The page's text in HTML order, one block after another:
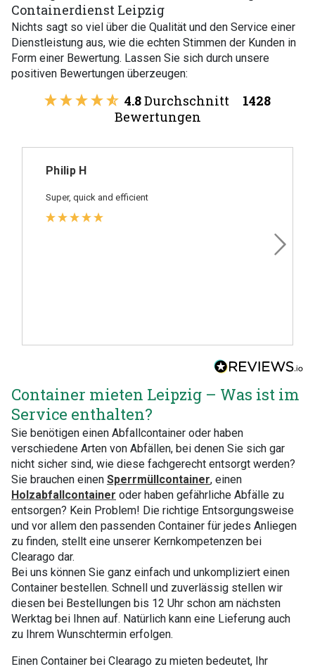
Containerdienst Leipzig
Nichts sagt so viel über die Qualität und den Service einer
Dienstleistung aus, wie die echten Stimmen der Kunden in
Form einer Bewertung. Lassen Sie sich durch unsere
positiven Bewertungen überzeugen:
4.8Durchschnitt
1428
Bewertungen
Philip H
Super, quick and efficient
Container mieten Leipzig – Was ist im
Service enthalten?
Sie benötigen einen Abfallcontainer oder haben
verschiedene Arten von Abfällen, bei denen Sie sich gar
nicht sicher sind, wie diese fachgerecht entsorgt werden?
Sie brauchen einen Sperrmüllcontainer, einen
Holzabfallcontainer oder haben gefährliche Abfälle zu
entsorgen? Kein Problem! Die richtige Entsorgungsweise
und vor allem den passenden Container für jedes Anliegen
zu finden, stellt eine unserer Kernkompetenzen bei
Clearago dar.
Bei uns können Sie ganz einfach und unkompliziert einen
Container bestellen. Schnell und zuverlässig stellen wir
diesen bei Bestellungen bis 12 Uhr schon am nächsten
Werktag bei Ihnen auf. Natürlich kann eine Lieferung auch
zu Ihrem Wunschtermin erfolgen.
Einen Container bei Clearago zu mieten bedeutet, Ihr